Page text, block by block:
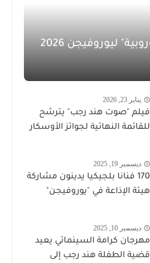
إلغاء "الجولة الأوروبية" ليوروفيجن 2026
يناير 23, 2026
فيلم "صوت هند رجب" يترشح
للقائمة النهائية لجوائز الأوسكار
ديسمبر 19, 2025
170 فنانا بلجيكيا يدينون مشاركة
هيئة الإذاعة في "يوروفيجن"
ديسمبر 10, 2025
مهرجان كرامة السينمائي يعيد
قضية الطفلة هند رجب إلى